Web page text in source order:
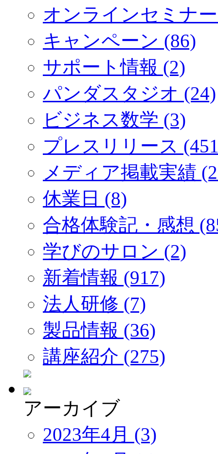
オンラインセミナ
キャンペーン (86)
サポート情報 (2)
パンダスタジオ (24)
ビジネス数学 (3)
プレスリリース
メディア掲載実績
休業日 (8)
合格体験記・感想
学びのサロン (2)
新着情報 (917)
法人研修 (7)
製品情報 (36)
講座紹介 (275)
アーカイブ
2023年4月 (3)